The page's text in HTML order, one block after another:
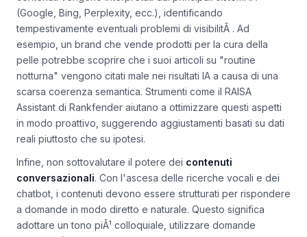
permettono di monitorare in tempo reale come i tuoi
contenuti vengono interpretati dai principali sistemi IA
(Google, Bing, Perplexity, ecc.), identificando
tempestivamente eventuali problemi di visibilitÃ . Ad
esempio, un brand che vende prodotti per la cura della
pelle potrebbe scoprire che i suoi articoli su "routine
notturna" vengono citati male nei risultati IA a causa di una
scarsa coerenza semantica. Strumenti come il RAISA
Assistant di Rankfender aiutano a ottimizzare questi aspetti
in modo proattivo, suggerendo aggiustamenti basati su dati
reali piuttosto che su ipotesi.
Infine, non sottovalutare il potere deicontenuti
conversazionali. Con l'ascesa delle ricerche vocali e dei
chatbot, i contenuti devono essere strutturati per rispondere